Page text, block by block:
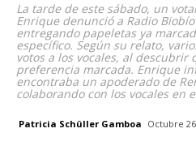
La tarde de este sábado, un
Enrique denunció a Radio
entregando papeletas ya
específico. Según su relato,
votos a los vocales, al descubrir
preferencia marcada. Enrique
encontraba un apoderado de
colaborando con los vocales en
Patricia Schüller Gamboa Octubre